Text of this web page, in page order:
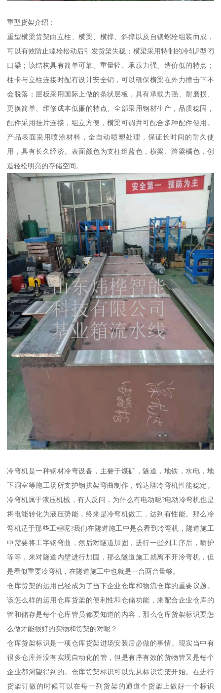
重型货架介绍：
重型横梁货架由立柱、横梁、横撑、斜撑以及自锁螺栓组装而成，
可以有效防止螺栓松动后引发货架失稳；横梁采用特制的冷轧P型闭
口梁；该结构具有简单可靠、重量轻、承载力强、造价低的特点；
柱卡与立柱连接时配有设计安全销，可以确保横梁在外力撞击下不
会脱落；层板采用国际上做的条状层板，具有承载力强、耐磨损、
更换简单、维修成本低廉的特点。全部采用钢材生产，品质稳固，
配件采用挂片连接，组立方便，横梁可调并可配合多种配件使用。
产品表面采用喷涂材料，全自动喷塑处理，保证长时间的耐久使
用，具有长久经济。表面颜色为支柱组蓝色，横梁、跨梁橘色，创
造轻松明亮的存储空间。
冷弯机是一种钢材冷弯设备，主要于煤矿，隧道，地铁，水电，地
下洞室等施工场所支护钢拱架弯曲制作，锦达牌冷弯机性能稳定。
冷弯机属于液压机械，有人反问，为什么有电动呢?电动冷弯机也是
将电能转化为液压势能，终来是冷弯机做工，达到有性能。那么冷
弯机适于那些工程呢?我们在隧道施工中是会看到冷弯机，隧道施工
中需要将工字钢弯曲，然后对隧道加固，进行一些列工序后，喷护
等等，来对隧道内壁进行加固，那么隧道施工就离不开冷弯机，但
是看似重要冷弯机，在隧道施工中也就是一台两台量够。
仓库货架的运用已经成为了当下企业仓库和物流仓库的重要议题。
该怎么样的运用仓库货架的便利性和仓储功能，来配合企业仓库的
管和储存是每个仓库管员都要知道的内容，那么仓库货架标识要怎
么做才能很好的实物和货架的对呢？
仓库货架标识是一项仓库货架进场安装后必做的事情。现实当中有
很多仓库并没有实现自动化的管，但是有序有效的货物管又是每个
企业都渴望得到的。仓库货架标识可以先从标识货架开始。在进行
货架订做的时候可以在每一列货架的通道个货架上做好一个标识